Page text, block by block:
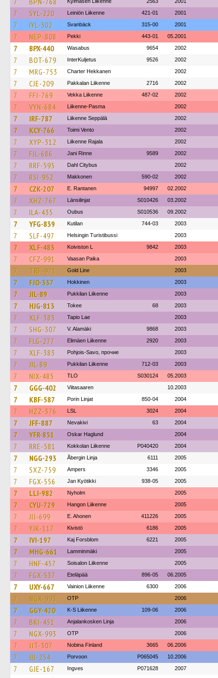
7 SYL-220 Leiniön Liikenne 421-01 2001
7 IYL-302 Svanbäck 315-00 2001
7 NEP-808 Pekki 443-01 05.2001
7 BPX-440 Wasabus 9654 2002
7 BOT-679 InterKuljetus 9526 2002
7 MRG-753 Charter Hekkanen 2002
7 CJE-209 Pakkalan Liikenne 2716 2002
7 FFJ-769 Vekka Liikenne 487-02 2002
7 VYN-684 Liikenne-Pasma 2002
7 IRF-787 Liikenne Seppälä 2002
7 KCY-766 Toimi Vento 2002
7 XYP-312 Liikenne Rajala 2002
7 FJL-686 Jani Rinne 9589 2002
7 RRF-595 Dahl Citybus 2002
7 RSI-952 Makkonen 590-02 2002
7 CZK-207 E. Rantanen 94997 02.2002
7 XHZ-767 Länsilinjat S010426 03.2002
7 ILA-435 Oubus S010536 09.2002
7 YFG-839 Kutilan 744-03 2003
7 SLF-497 Helsingin Turistibussi 2003
7 XLF-483 Koiviston L 9842 2003
7 CFZ-991 Vaasan Paika 2003
7 TRF-971 Gold Line 2003
7 FJO-337 Hokkinen 2003
7 JIL-89 Pukkilan Liikenne 2003
7 HJG-813 Tokee 68 2003
7 XLF-383 Tapio Lae 2003
7 SHG-307 V. Alamäki 9868 2003
7 FLG-277 Elimäen Liikenne 2920 2003
7 XLF-383 Pohjois-Savo, прочие 2003
7 JIL-89 Pukkilan Liikenne 712-03 2003
7 NIX-485 TLO S030124 05.2003
7 GGG-402 Viitasaaren 10.2003
7 KBF-587 Porin Linjat 850-04 2004
7 HZZ-376 LSL 3024 2004
7 JFF-887 Nevakivi 63 2004
7 YFR-851 Oskar Haglund 2004
7 RRE-581 Kokkolan Liikenne P040420 2004
7 NGG-293 Åbergin Linja 6111 2005
7 SXZ-759 Ampers 3346 2005
7 FGX-556 Jan Kyötikki 938-05 2005
7 LLI-982 Nyholm 2005
7 CYU-729 Hangon Liikenne 2005
7 JIJ-699 E. Ahonen 411226 2005
7 YJK-117 Kivistö 6186 2005
7 IVI-197 Kaj Forsblom 6221 2005
7 MHG-661 Lamminmäki 2005
7 HNF-457 Soisalon Liikenne 2005
7 FGX-537 Eteläpää 896-05 06.2005
7 UXY-667 Vainion Liikenne 6300 2006
7 NGX-993 OTP 2006
7 GGY-420 K-S Liikenne 109-06 2006
7 BKI-451 Anjalankosken Linja 2006
7 NGX-993 OTP 2006
7 JJT-307 Nobina Finland 3665 06.2006
7 JIJ-254 Porvoon P065045 10.2006
7 GJE-167 Ingves P071628 2007